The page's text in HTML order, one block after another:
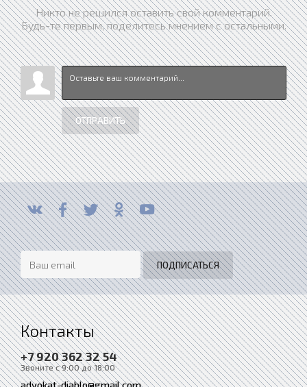
Никто не решился оставить свой комментарий.
Будь-те первым, поделитесь мнением с остальными.
ОТПРАВИТЬ
Контакты
+7 920 362 32 54
Звоните с 9:00 до 18:00
advokat-diablo@gmail.com